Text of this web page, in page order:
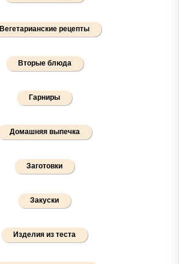
Вегетарианские рецепты
Вторые блюда
Гарниры
Домашняя выпечка
Заготовки
Закуски
Изделия из теста